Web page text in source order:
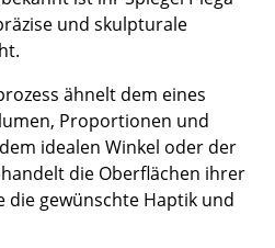
und skulpturale
ähnelt dem eines
Proportionen und
idealen Winkel oder der
die Oberflächen ihrer
die gewünschte Haptik und